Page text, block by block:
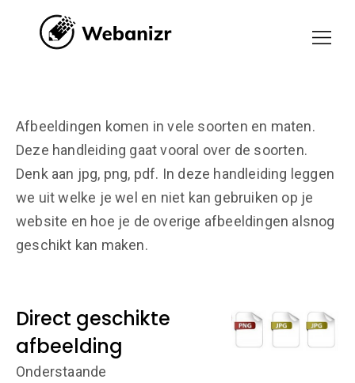
Afbeeldingen komen in vele soorten en maten.
Deze handleiding gaat vooral over de soorten.
Denk aan jpg, png, pdf. In deze handleiding leggen
we uit welke je wel en niet kan gebruiken op je
website en hoe je de overige afbeeldingen alsnog
geschikt kan maken.
Direct geschikte
afbeelding
Onderstaande